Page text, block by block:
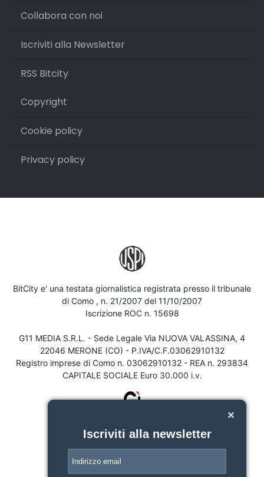
Collabora con noi
Iscriviti alla Newsletter
RSS Bitcity
Copyright
Cookie policy
Privacy policy
BitCity e' una testata giornalistica registrata presso il tribunale
di Como , n. 21/2007 del 11/10/2007
Iscrizione ROC n. 15698
G11 MEDIA S.R.L. - Sede Legale Via NUOVA VALASSINA, 4
22046 MERONE (CO) - P.IVA/C.F.03062910132
Registro imprese di Como n. 03062910132 - REA n. 293834
CAPITALE SOCIALE Euro 30.000 i.v.
Iscriviti alla newsletter